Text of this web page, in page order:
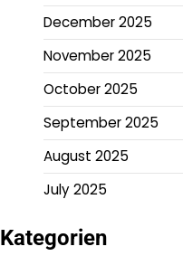
December 2025
November 2025
October 2025
September 2025
August 2025
July 2025
Kategorien